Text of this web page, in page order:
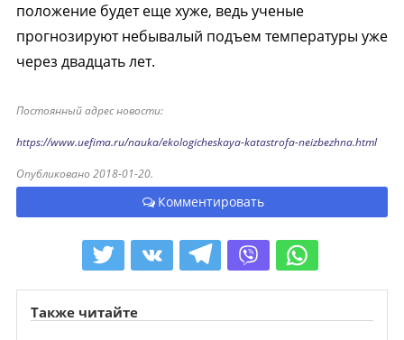
положение будет еще хуже, ведь ученые
прогнозируют небывалый подъем температуры уже
через двадцать лет.
Постоянный адрес новости:
https://www.uefima.ru/nauka/ekologicheskaya-katastrofa-neizbezhna.html
Опубликовано 2018-01-20.
Комментировать
Также читайте